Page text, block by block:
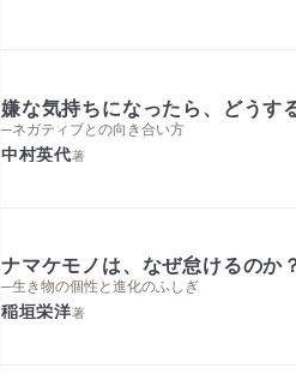
嫌な気持ちになったら、どうす
─ネガティブとの向き合い方
中村英代著
ナマケモノは、なぜ怠けるのか
─生き物の個性と進化のふしぎ
稲垣栄洋著